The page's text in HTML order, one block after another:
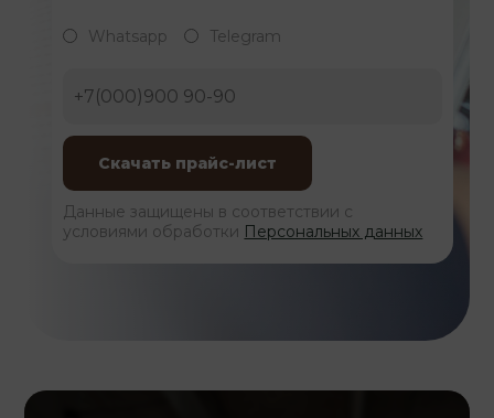
Whatsapp Telegram
Данные защищены в соответствии с
условиями обработки Персональных данных